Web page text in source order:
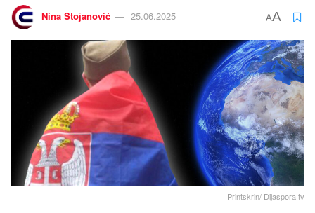
Nina Stoјanović 25.06.2025 AA
Printskrin/ Diјaspora tv